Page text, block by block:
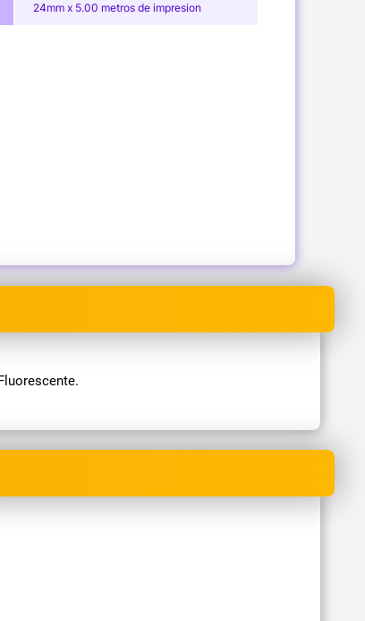
24mm x 5.00 metros de impresion